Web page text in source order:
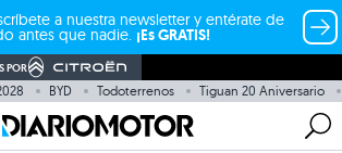
a nuestra newsletter y entérate de
antes que nadie. ¡Es GRATIS!
POR
BYD Todoterrenos Tiguan 20 Aniversario